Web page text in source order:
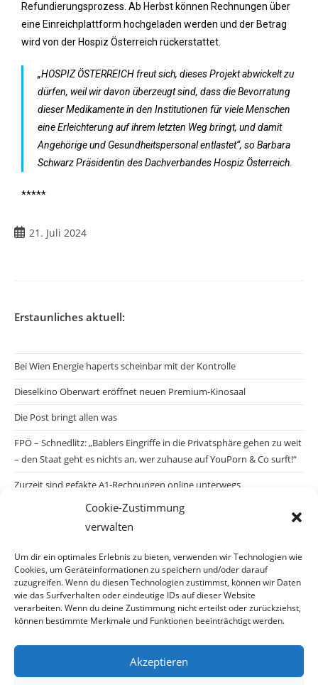
Cookie-Zustimmung
verwalten
Um dir ein optimales Erlebnis zu bieten, verwenden wir Technologien wie
Cookies, um Geräteinformationen zu speichern und/oder darauf
zuzugreifen. Wenn du diesen Technologien zustimmst, können wir Daten
wie das Surfverhalten oder eindeutige IDs auf dieser Website
verarbeiten. Wenn du deine Zustimmung nicht erteilst oder zurückziehst,
können bestimmte Merkmale und Funktionen beeinträchtigt werden.
Akzeptieren
Refundierungsprozess. Ab Herbst können Rechnungen über
eine Einreichplattform hochgeladen werden und der Betrag
wird von der Hospiz Österreich rückerstattet.
„HOSPIZ ÖSTERREICH freut sich, dieses Projekt abwickelt zu
dürfen, weil wir davon überzeugt sind, dass die Bevorratung
dieser Medikamente in den Institutionen für viele Menschen
eine Erleichterung auf ihrem letzten Weg bringt, und damit
Angehörige und Gesundheitspersonal entlastet“, so Barbara
Schwarz Präsidentin des Dachverbandes Hospiz Österreich.
*****
21. Juli 2024
Erstaunliches aktuell:
Bei Wien Energie haperts scheinbar mit der Kontrolle
Dieselkino Oberwart eröffnet neuen Premium-Kinosaal
Die Post bringt allen was
FPÖ – Schnedlitz: „Bablers Eingriffe in die Privatsphäre gehen zu weit
– den Staat geht es nichts an, wer zuhause auf YouPorn & Co surft!“
Zurzeit sind gefakte A1-Rechnungen online unterwegs
Salzburgs Juden und ihre Sicherheit: „Erst nach einem Anschlag wäre
die Gefahr endlich konkret!“
Biologisches Wunder in Ceuta
Ein vermeintliches Abschiebemärchen
Archiv